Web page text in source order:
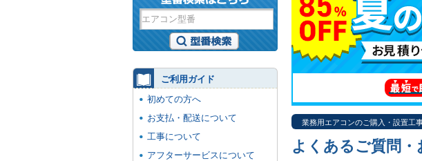
業務用エアコンのご購入・設置工
よくあるご質問・
ご利用ガイド
初めての方へ
お支払・配送について
工事について
アフターサービスについて